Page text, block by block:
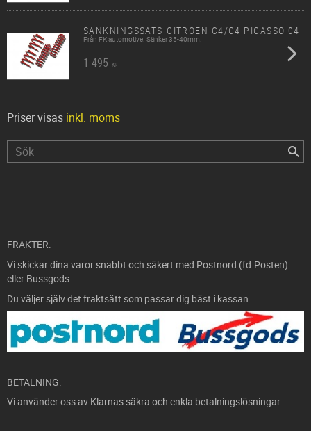
SÄNKNINGSSATS-CITROEN C4/C4 PICASSO 04-
Från FK automotive. Sänker 35-40mm.
1 495 KR
Priser visas inkl. moms
FRAKTER.
Vi skickar dina varor snabbt och säkert med Postnord (fd.Posten)
eller Bussgods.
Du väljer själv det fraktsätt som passar dig bäst i kassan.
BETALNING.
Vi använder oss av Klarnas säkra och enkla betalningslösningar.